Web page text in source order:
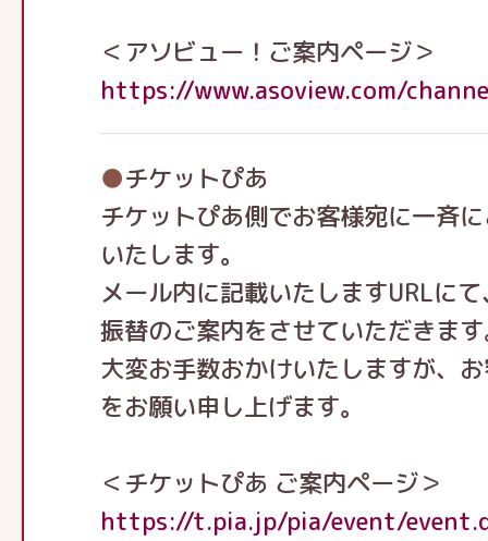
＜アソビュー！ご案内ページ＞
https://www.asoview.com/
●チケットぴあ
チケットぴあ側でお客様宛に一斉
いたします。
メール内に記載いたしますURLに
振替のご案内をさせていただきま
大変お手数おかけいたしますが、
をお願い申し上げます。
＜チケットぴあ ご案内ページ＞
https://t.pia.jp/pia/event/